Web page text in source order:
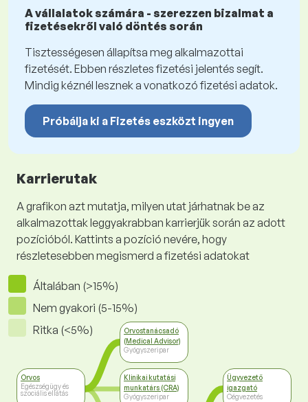
A vállalatok számára - szerezzen bizalmat a
fizetésekről való döntés során
Tisztességesen állapítsa meg alkalmazottai
fizetését. Ebben részletes fizetési jelentés segít.
Mindig kéznél lesznek a vonatkozó fizetési adatok.
Próbálja ki a Fizetés eszközt ingyen
Karrierutak
A grafikon azt mutatja, milyen utat járhatnak be az
alkalmazottak leggyakrabban karrierjük során az adott
pozícióból. Kattints a pozíció nevére, hogy
részletesebben megismerd a fizetési adatokat
Általában (>15%)
Nem gyakori (5-15%)
Ritka (<5%)
Orvos
Egészségügy és
szociális ellátás
Orvostanácsadó
(Medical Advisor)
Gyógyszeripar
Klinikai kutatási
munkatárs (CRA)
Gyógyszeripar
Ügyvezető
igazgató
Cégvezetés